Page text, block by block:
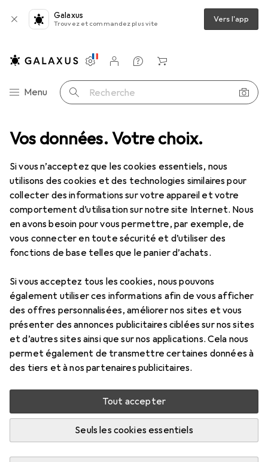
Vos données. Votre choix.
Si vous n’acceptez que les cookies essentiels, nous
utilisons des cookies et des technologies similaires pour
collecter des informations sur votre appareil et votre
comportement d’utilisation sur notre site Internet. Nous
en avons besoin pour vous permettre, par exemple, de
vous connecter en toute sécurité et d’utiliser des
fonctions de base telles que le panier d’achats.
Si vous acceptez tous les cookies, nous pouvons
également utiliser ces informations afin de vous afficher
des offres personnalisées, améliorer nos sites et vous
présenter des annonces publicitaires ciblées sur nos sites
et d’autres sites ainsi que sur nos applications. Cela nous
permet également de transmettre certaines données à
des tiers et à nos partenaires publicitaires.
Tout accepter
Seuls les cookies essentiels
Galaxus
Trouvez et commandez plus vite Vers l'app
Navigation par catégorie
Menu Recherche
Paramètres
Compte client
Listes de comparaison
Listes d'envies
Panier
Beauté + santé Rasage + épilation Cire + crème dépilatoire
Cire + crème dépilatoire
ProduitsForum